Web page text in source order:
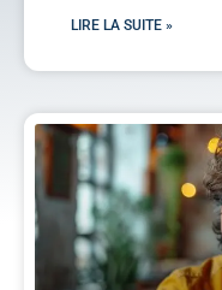
LIRE LA SUITE »